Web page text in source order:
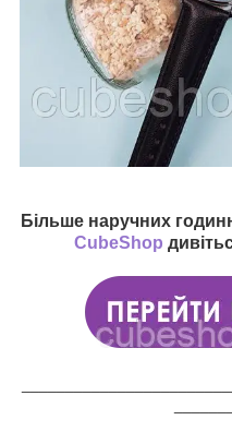
Більше наручних
CubeShop